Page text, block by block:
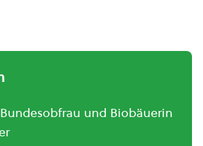
und Biobäuerin